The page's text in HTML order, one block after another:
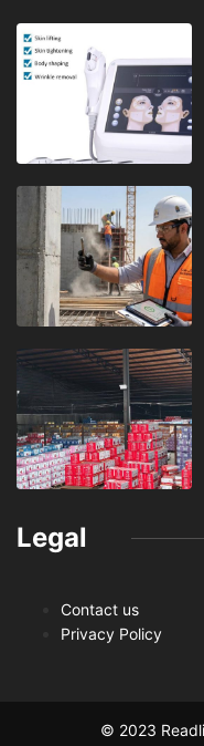
Legal
Contact us
Privacy Policy
© 2023